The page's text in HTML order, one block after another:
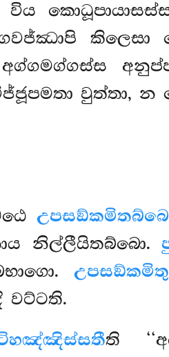
විය
කිලෙසා
වුත්තා, න
නිල්ලීයිතබ්බො.
වට්ටති.
ති